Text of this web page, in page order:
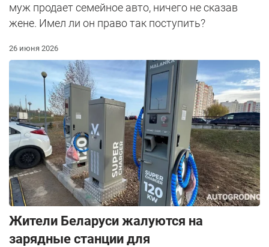
муж продает семейное авто, ничего не сказав
жене. Имел ли он право так поступить?
26 июня 2026
Жители Беларуси жалуются на
зарядные станции для